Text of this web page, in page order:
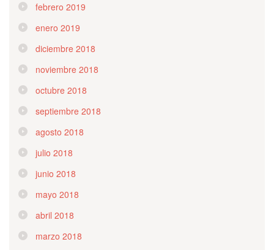
febrero 2019
enero 2019
diciembre 2018
noviembre 2018
octubre 2018
septiembre 2018
agosto 2018
julio 2018
junio 2018
mayo 2018
abril 2018
marzo 2018